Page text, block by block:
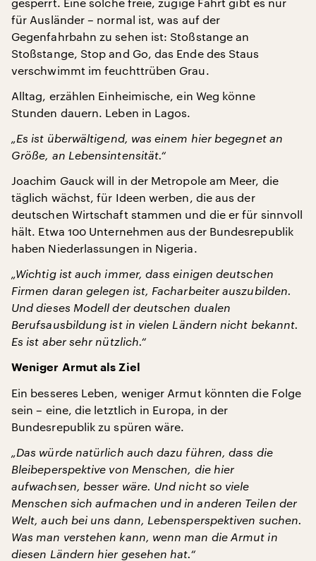
für Ausländer – normal ist, was auf der
Gegenfahrbahn zu sehen ist: Stoßstange an
Stoßstange, Stop and Go, das Ende des Staus
verschwimmt im feuchttrüben Grau.
Alltag, erzählen Einheimische, ein Weg könne
Stunden dauern. Leben in Lagos.
„Es ist überwältigend, was einem hier begegnet an
Größe, an Lebensintensität.“
Joachim Gauck will in der Metropole am Meer, die
täglich wächst, für Ideen werben, die aus der
deutschen Wirtschaft stammen und die er für sinnvoll
hält. Etwa 100 Unternehmen aus der Bundesrepublik
haben Niederlassungen in Nigeria.
„Wichtig ist auch immer, dass einigen deutschen
Firmen daran gelegen ist, Facharbeiter auszubilden.
Und dieses Modell der deutschen dualen
Berufsausbildung ist in vielen Ländern nicht bekannt.
Es ist aber sehr nützlich.“
Weniger Armut als Ziel
Ein besseres Leben, weniger Armut könnten die Folge
sein – eine, die letztlich in Europa, in der
Bundesrepublik zu spüren wäre.
„Das würde natürlich auch dazu führen, dass die
Bleibeperspektive von Menschen, die hier
aufwachsen, besser wäre. Und nicht so viele
Menschen sich aufmachen und in anderen Teilen der
Welt, auch bei uns dann, Lebensperspektiven suchen.
Was man verstehen kann, wenn man die Armut in
diesen Ländern hier gesehen hat.“